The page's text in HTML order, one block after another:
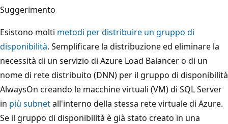
Suggerimento
Esistono molti metodi per distribuire un gruppo di
disponibilità. Semplificare la distribuzione ed eliminare la
necessità di un servizio di Azure Load Balancer o di un
nome di rete distribuito (DNN) per il gruppo di disponibilità
AlwaysOn creando le macchine virtuali (VM) di SQL Server
in più subnetall'interno della stessa rete virtuale di Azure.
Se il gruppo di disponibilità è già stato creato in una